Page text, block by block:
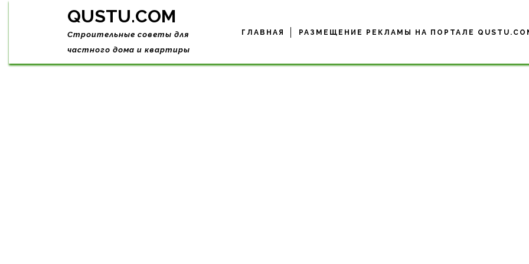
Skip
QUSTU.COM
Строительные советы для
частного дома и квартиры
ГЛАВНАЯ РАЗМЕЩЕНИЕ РЕКЛАМЫ НА ПОРТАЛЕ